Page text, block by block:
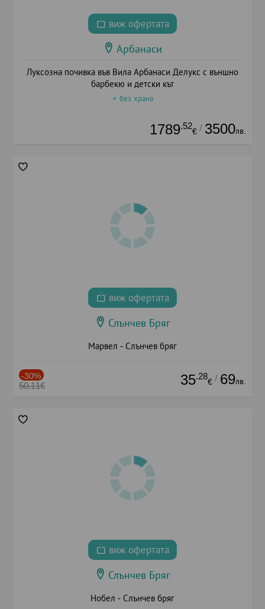
виж офертата
Арбанаси
Луксозна почивка във Вила Арбанаси Делукс с външно
барбекю и детски кът
+ без храна
1789.52
€ / 3500лв.
виж офертата
Слънчев Бряг
Марвел - Слънчев бряг
-30%
50.11€ 35.28
€ / 69лв.
виж офертата
Слънчев Бряг
Нобел - Слънчев бряг